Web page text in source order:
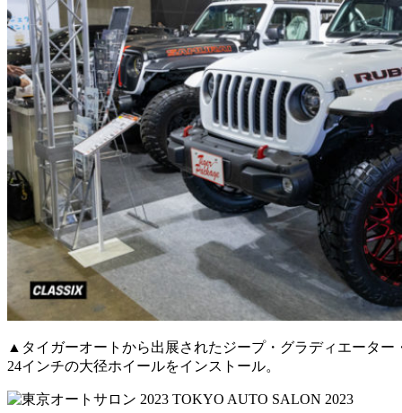
▲タイガーオートから出展されたジープ・グラディエータ
24インチの大径ホイールをインストール。